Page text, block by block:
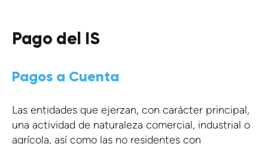
Pago del IS
Pagos a Cuenta
Las entidades que ejerzan, con carácter principal,
una actividad de naturaleza comercial, industrial o
agrícola, así como las no residentes con